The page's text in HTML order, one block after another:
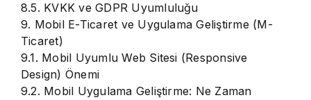
8.5. KVKK ve GDPR Uyumluluğu
9. Mobil E-Ticaret ve Uygulama Geliştirme (M-
Ticaret)
9.1. Mobil Uyumlu Web Sitesi (Responsive
Design) Önemi
9.2. Mobil Uygulama Geliştirme: Ne Zaman